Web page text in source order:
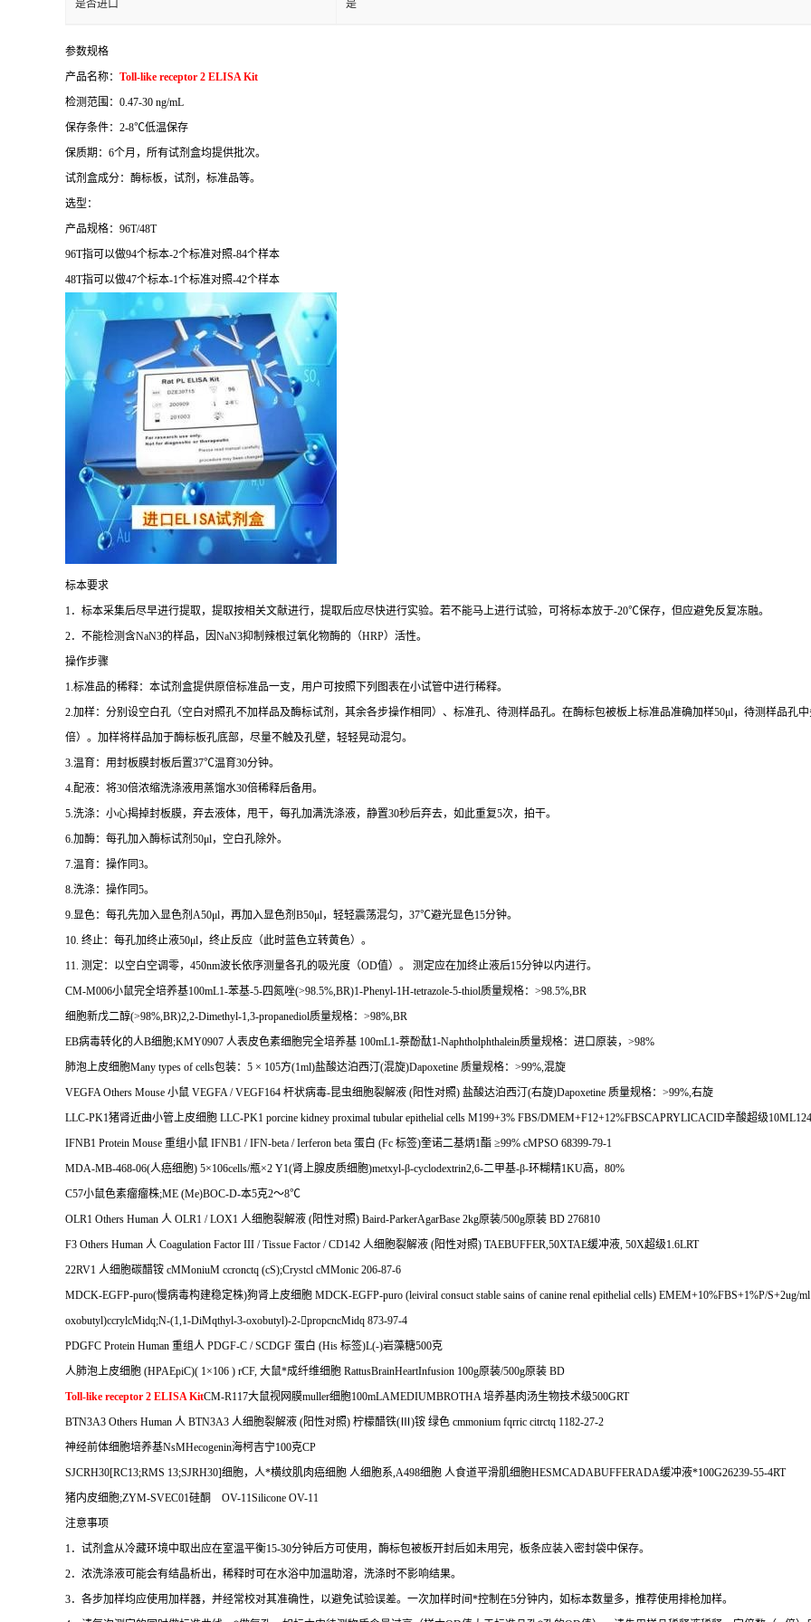
是否进口 是
参数规格
产品名称： Toll-like receptor 2 ELISA Kit
检测范围： 0.47-30 ng/mL
保存条件： 2-8℃低温保存
保质期： 6个月，所有试剂盒均提供批次。
试剂盒成分：酶标板，试剂，标准品等。
选型：
产品规格： 96T/48T
96T指可以做94个标本-2个标准对照-84个样本
48T指可以做47个标本-1个标准对照-42个样本
标本要求
1 ．标本采集后尽早进行提取，提取按相关文献进行，提取后应尽快进行实验。若不能马上进行试验，可将标本放于-20℃保存，但应避免反复冻融。
2．不能检测含NaN3的样品，因NaN3抑制辣根过氧化物酶的（HRP）活性。
操作步骤
1. 标准品的稀释：本试剂盒提供原倍标准品一支，用户可按照下列图表在小试管中进行稀释。
2. 加样：分别设空白孔（空白对照孔不加样品及酶标试剂，其余各步操作相同）、标准孔、待测样品孔。在酶标包被板上标准品准确加样50μl，待测样品孔
倍）。加样将样品加于酶标板孔底部，尽量不触及孔壁，轻轻晃动混匀。
3. 温育：用封板膜封板后置37℃温育30分钟。
4. 配液：将30倍浓缩洗涤液用蒸馏水30倍稀释后备用。
5. 洗涤：小心揭掉封板膜，弃去液体，甩干，每孔加满洗涤液，静置30秒后弃去，如此重复5次，拍干。
6. 加酶：每孔加入酶标试剂 50μl，空白孔除外。
7. 温育：操作同3。
8. 洗涤：操作同5。
9. 显色：每孔先加入显色剂 A50μl，再加入显色剂 B50μl，轻轻震荡混匀， 37℃避光显色15分钟。
10. 终止：每孔加终止液50μl，终止反应（此时蓝色立转黄色）。
11. 测定：以空白空调零， 450nm波长依序测量各孔的吸光度（OD值）。 测定应在加终止液后15分钟以内进行。
CM-M006小鼠完全培养基100mL1-苯基-5-四氮唑(>98.5%,BR)1-Phenyl-1H-tetrazole-5-thiol质量规格： >98.5%,BR
细胞新戊二醇(>98%,BR)2,2-Dimethyl-1,3-propanediol质量规格： >98%,BR
EB病毒转化的人B细胞;KMY0907 人表皮色素细胞完全培养基 100mL1-萘酚酞1-Naphtholphthalein质量规格：进口原装， >98%
肺泡上皮细胞Many types of cells包装： 5 × 105方(1ml)盐酸达泊西汀(混旋)Dapoxetine 质量规格： >99%, 混旋
VEGFA Others Mouse 小鼠 VEGFA / VEGF164 杆状病毒-昆虫细胞裂解液 (阳性对照) 盐酸达泊西汀(右旋)Dapoxetine 质量规格： >99%, 右旋
LLC-PK1猪肾近曲小管上皮细胞 LLC-PK1 porcine kidney proximal tubular epithelial cells M199+3% FBS/DMEM+F12+12%FBSCAPRYLICACID辛酸超级
IFNB1 Protein Mouse 重组小鼠 IFNB1 / IFN-beta / Ierferon beta 蛋白 (Fc 标签)奎诺二基炳1酯 ≥99% cMPSO 68399-79-1
MDA-MB-468-06(人癌细胞) 5×106cells/瓶×2 Y1(肾上腺皮质细胞)metxyl-β-cyclodextrin2,6-二甲基-β-环糊精1KU高， 80%
C57小鼠色素瘤瘤株;ME (Me)BOC-D-本5克2～8℃
OLR1 Others Human 人 OLR1 / LOX1 人细胞裂解液 (阳性对照) Baird-ParkerAgarBase 2kg原装/500g原装 BD 276810
F3 Others Human 人 Coagulation Factor III / Tissue Factor / CD142 人细胞裂解液 (阳性对照) TAEBUFFER,50XTAE缓冲液 , 50X超级1.6LRT
22RV1 人细胞碳醋铵 cMMoniuM ccronctq (cS);Crystcl cMMonic 206-87-6
MDCK-EGFP-puro(慢病毒构建稳定株)狗肾上皮细胞 MDCK-EGFP-puro (leiviral consuct stable sains of canine renal epithelial cells) EMEM+10%FBS+1%P/S+2ug/
oxobutyl)ccrylcMidq;N-(1,1-DiMqthyl-3-oxobutyl)-2-propcncMidq 873-97-4
PDGFC Protein Human 重组人 PDGF-C / SCDGF 蛋白 (His 标签)L(-)岩藻糖500克
人肺泡上皮细胞 (HPAEpiC)( 1 ×106 ) rCF, 大鼠*成纤维细胞 RattusBrainHeartInfusion 100g原装/500g原装 BD
Toll-like receptor 2 ELISA KitCM-R117大鼠视网膜muller细胞100mLAMEDIUMBROTHA 培养基肉汤生物技术级500GRT
BTN3A3 Others Human 人 BTN3A3 人细胞裂解液 (阳性对照) 柠檬醋铁(Ⅲ)铵 绿色 cmmonium fqrric citrctq 1182-27-2
神经前体细胞培养基NsMHecogenin海柯吉宁100克CP
SJCRH30[RC13;RMS 13;SJRH30]细胞，人*横纹肌肉癌细胞 人细胞系 ,A498细胞 人食道平滑肌细胞HESMCADABUFFERADA缓冲液*100G26239-55-4RT
猪内皮细胞;ZYM-SVEC01硅酮 OV-11Silicone OV-11
注意事项
1 ．试剂盒从冷藏环境中取出应在室温平衡15-30分钟后方可使用，酶标包被板开封后如未用完，板条应装入密封袋中保存。
2．浓洗涤液可能会有结晶析出，稀释时可在水浴中加温助溶，洗涤时不影响结果。
3．各步加样均应使用加样器，并经常校对其准确性，以避免试验误差。一次加样时间*控制在5分钟内，如标本数量多，推荐使用排枪加样。